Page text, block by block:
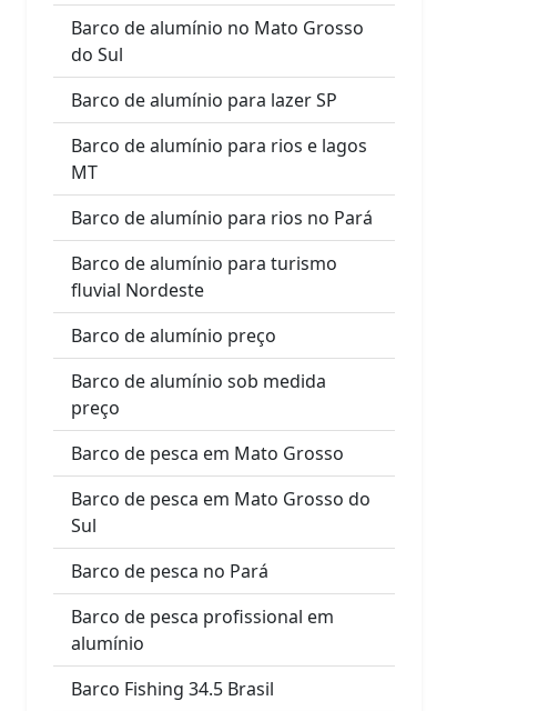
Barco de alumínio no Mato Grosso
do Sul
Barco de alumínio para lazer SP
Barco de alumínio para rios e lagos
MT
Barco de alumínio para rios no Pará
Barco de alumínio para turismo
fluvial Nordeste
Barco de alumínio preço
Barco de alumínio sob medida
preço
Barco de pesca em Mato Grosso
Barco de pesca em Mato Grosso do
Sul
Barco de pesca no Pará
Barco de pesca profissional em
alumínio
Barco Fishing 34.5 Brasil